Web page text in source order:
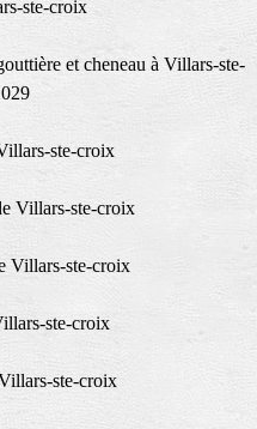
ste-croix
et cheneau à Villars-ste-
ste-croix
Villars-ste-croix
Villars-ste-croix
ste-croix
ste-croix